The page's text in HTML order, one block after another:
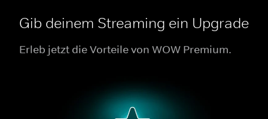
Gib deinem Streaming ein Upgrade
Erleb jetzt die Vorteile von WOW Premium.